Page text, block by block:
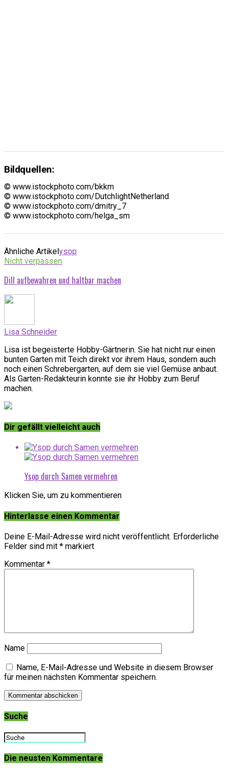
Bildquellen:
© www.istockphoto.com/bkkm
© www.istockphoto.com/DutchlightNetherland
© www.istockphoto.com/dmitry_7
© www.istockphoto.com/helga_sm
Ähnliche Artikelysop
Nicht verpassen
Dill aufbewahren und haltbar machen
Lisa Schneider
Lisa ist begeisterte Hobby-Gärtnerin. Sie hat nicht nur einen
bunten Garten mit Teich direkt vor ihrem Haus, sondern auch
noch einen Schrebergarten, auf dem sie viel Gemüse anbaut.
Als Garten-Redakteurin konnte sie ihr Hobby zum Beruf
machen.
Dir gefällt vielleicht auch
Ysop durch Samen vermehren
Klicken Sie, um zu kommentieren
Hinterlasse einen Kommentar
Deine E-Mail-Adresse wird nicht veröffentlicht. Erforderliche
Felder sind mit * markiert
Kommentar *
Name
Name, E-Mail-Adresse und Website in diesem Browser
für meinen nächsten Kommentar speichern.
Suche
Die neusten Kommentare